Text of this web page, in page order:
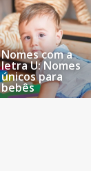
Nomes com a
letra U: Nomes
únicos para
bebês